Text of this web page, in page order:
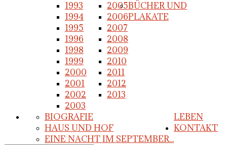
1993
1994
1995
1996
1998
1999
2000
2001
2002
2003
2005
2006
2007
2008
2009
2010
2011
2012
2013
BÜCHER UND
PLAKATE
LEBEN
BIOGRAFIE
HAUS UND HOF
EINE NACHT IM SEPTEMBER...
KONTAKT